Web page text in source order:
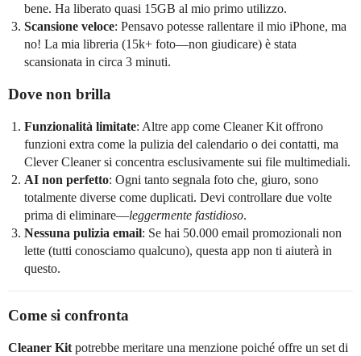
bene. Ha liberato quasi 15GB al mio primo utilizzo.
Scansione veloce: Pensavo potesse rallentare il mio iPhone, ma
no! La mia libreria (15k+ foto—non giudicare) è stata
scansionata in circa 3 minuti.
Dove non brilla
Funzionalità limitate: Altre app come Cleaner Kit offrono
funzioni extra come la pulizia del calendario o dei contatti, ma
Clever Cleaner si concentra esclusivamente sui file multimediali.
AI non perfetto: Ogni tanto segnala foto che, giuro, sono
totalmente diverse come duplicati. Devi controllare due volte
prima di eliminare—leggermente fastidioso.
Nessuna pulizia email: Se hai 50.000 email promozionali non
lette (tutti conosciamo qualcuno), questa app non ti aiuterà in
questo.
Come si confronta
Cleaner Kit potrebbe meritare una menzione poiché offre un set di